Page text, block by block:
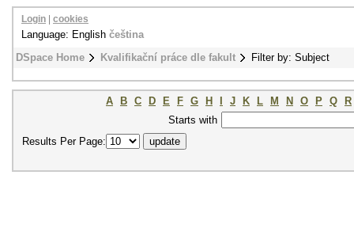
DSpace Home Kvalifikační práce dle fakult Filter by: Subject
Login cookies
Language: English čeština
A B C D E F G H J K L M N O P Q
R
Starts with
Results Per Page: